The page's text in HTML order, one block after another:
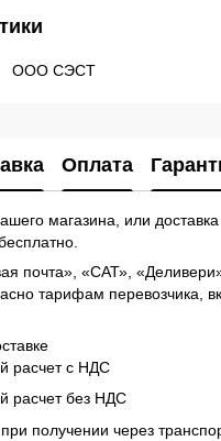
ООО СЭСТ
Оплата
магазина, или
почта», «САТ»,
тарифам перевозчика,
расчет с НДС
расчет без НДС
получении через